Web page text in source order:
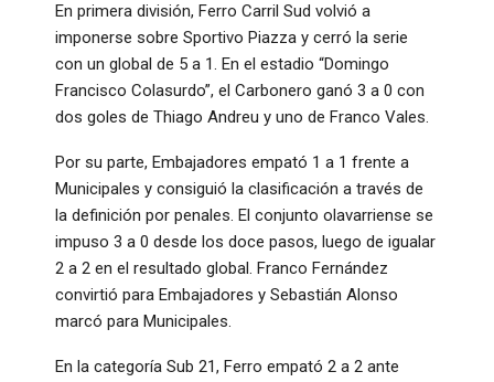
En primera división, Ferro Carril Sud volvió a
imponerse sobre Sportivo Piazza y cerró la serie
con un global de 5 a 1. En el estadio “Domingo
Francisco Colasurdo”, el Carbonero ganó 3 a 0 con
dos goles de Thiago Andreu y uno de Franco Vales.
Por su parte, Embajadores empató 1 a 1 frente a
Municipales y consiguió la clasificación a través de
la definición por penales. El conjunto olavarriense se
impuso 3 a 0 desde los doce pasos, luego de igualar
2 a 2 en el resultado global. Franco Fernández
convirtió para Embajadores y Sebastián Alonso
marcó para Municipales.
En la categoría Sub 21, Ferro empató 2 a 2 ante